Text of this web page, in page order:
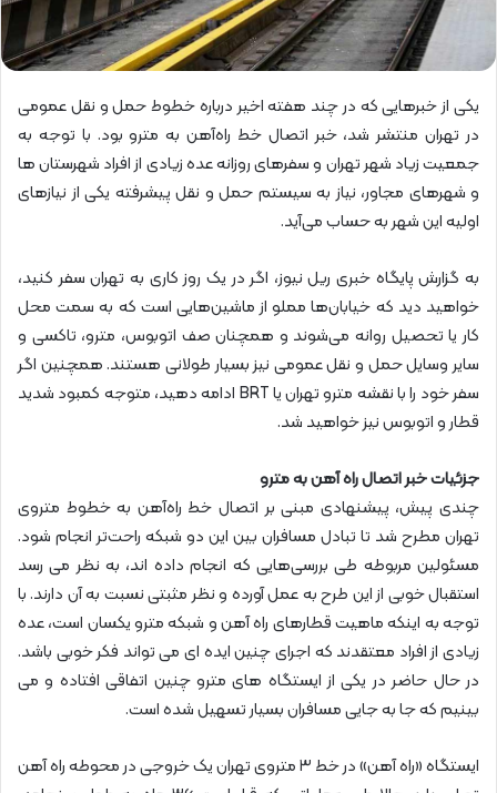
یکی از خبرهایی که در چند هفته اخیر درباره خطوط حمل و نقل عمومی
در تهران منتشر شد، خبر اتصال خط راه‌آهن به مترو بود. با توجه به
جمعیت زیاد شهر تهران و سفرهای روزانه عده زیادی از افراد شهرستان ها
و شهرهای مجاور، نیاز به سیستم حمل و نقل پیشرفته یکی از نیازهای
اولیه این شهر به حساب می‌آید.
به گزارش پایگاه خبری ریل نیوز، اگر در یک روز کاری به تهران سفر کنید،
خواهید دید که خیابان‌ها مملو از ماشین‌هایی است که به سمت محل
کار یا تحصیل روانه می‌شوند و همچنان صف اتوبوس، مترو، تاکسی و
سایر وسایل حمل و نقل عمومی نیز بسیار طولانی هستند. همچنین اگر
سفر خود را با نقشه مترو تهران یا BRT ادامه دهید، متوجه کمبود شدید
قطار و اتوبوس نیز خواهید شد.
جزئیات خبر اتصال راه آهن به مترو
چندی پیش، پیشنهادی مبنی بر اتصال خط راه‌آهن به خطوط متروی
تهران مطرح شد تا تبادل مسافران بین این دو شبکه راحت‌تر انجام شود.‌
مسئولین مربوطه طی بررسی‌هایی که انجام داده اند، به نظر می رسد
استقبال خوبی از این طرح به عمل آورده و نظر مثبتی نسبت به آن دارند. با
توجه به اینکه ماهیت قطارهای راه آهن و شبکه مترو یکسان است، عده
زیادی از افراد معتقدند که اجرای چنین ایده ای می تواند فکر خوبی باشد.
در حال حاضر در یکی از ایستگاه های مترو چنین اتفاقی افتاده و می
بینیم که جا به جایی مسافران بسیار تسهیل شده است.
ایستگاه «راه آهن» در خط ۳ متروی تهران یک خروجی در محوطه راه آهن